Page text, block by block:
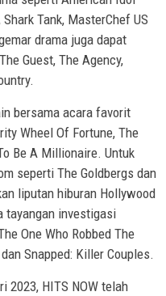
Tank, MasterChef US
drama juga dapat
Guest, The Agency,
bersama acara favorit
Wheel Of Fortune, The
Be A Millionaire. Untuk
seperti The Goldbergs dan
liputan hiburan Hollywood
tayangan investigasi
One Who Robbed The
Snapped: Killer Couples.
2023, HITS NOW telah